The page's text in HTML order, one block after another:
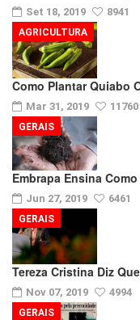
Set 18, 2019 8941
Como Plantar Quiabo
Mar 31, 2019 11760
AGRICULTURA
Embrapa Ensina
Jun 27, 2019 6461
GERAIS
Tereza Cristina Diz
Nov 07, 2019 4994
GERAIS
GERAIS